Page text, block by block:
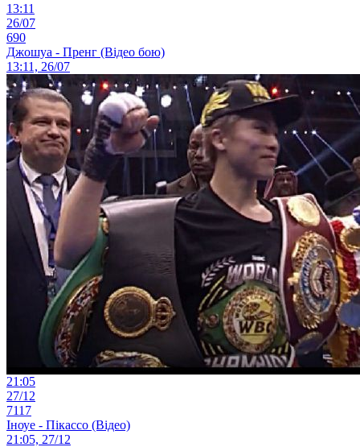
13:11
26/07
690
Джошуа - Пренг (Відео бою)
13:11, 26/07
21:05
27/12
7117
Іноуе - Пікассо (Відео)
21:05, 27/12